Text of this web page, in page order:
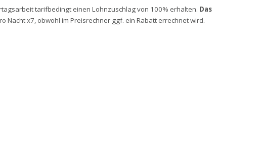
tarifbedingt einen Lohnzuschlag von 100% erhalten. Das
x7, obwohl im Preisrechner ggf. ein Rabatt errechnet wird.